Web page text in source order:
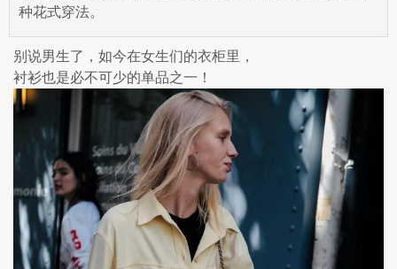
种花式穿法。
别说男生了，如今在女生们的衣柜里，
衬衫也是必不可少的单品之一！